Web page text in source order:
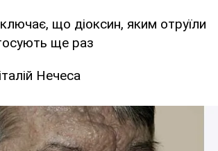
що діоксин, яким отруїли
ще раз
Нечеса